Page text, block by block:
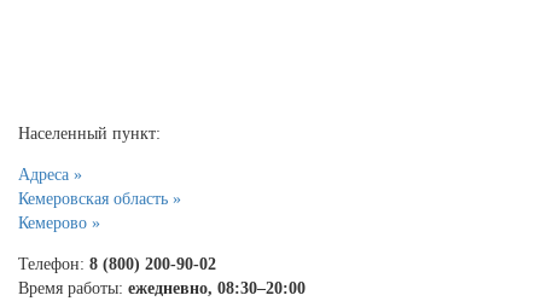
Населенный пункт:
Адреса »
Кемеровская область »
Кемерово »
Телефон: 8 (800) 200-90-02
Время работы: ежедневно, 08:30–20:00